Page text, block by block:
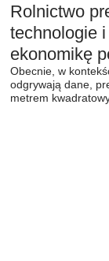
Rolnictwo
technologie
ekonomikę
Obecnie, w
odgrywają dane,
metrem